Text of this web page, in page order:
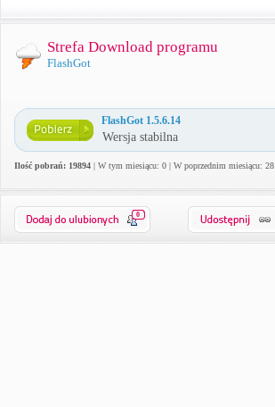
Strefa Download programu
FlashGot
FlashGot 1.5.6.14
Wersja stabilna
Ilość pobrań: 19894 | W tym miesiącu: 0 | W poprzednim miesiącu: 28
0